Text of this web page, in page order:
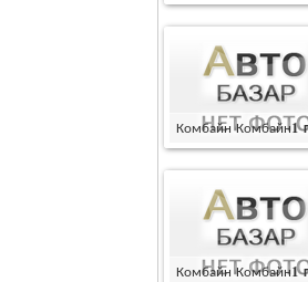
Комбайн Комбайн1
Комбайн Комбайн1